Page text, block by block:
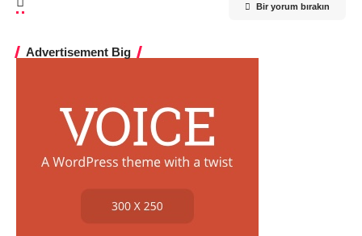
Bir yorum bırakın
Advertisement Big